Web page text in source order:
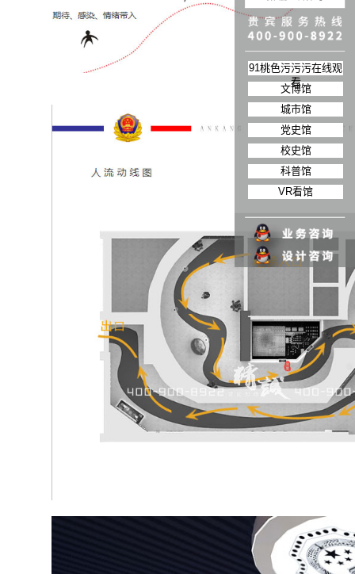
91桃色污污污在线观
看
文博馆
城市馆
党史馆
校史馆
科普馆
VR看馆